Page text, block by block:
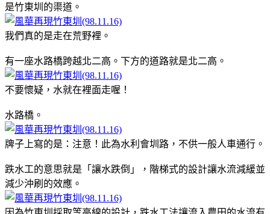
是竹東圳的渠道。
我們真的是走在荒野裡。
有一座水路橋跨越北二高。下方的道路就是北二高。
不要懷疑，水就在裡面走喔！
水路橋。
牌子上寫的是：注意！此為水利會圳路，不供一般人車通行。
跌水工的意思就是「讓水跌倒」，階梯式的設計讓水流減緩並
減少沖刷的效應。